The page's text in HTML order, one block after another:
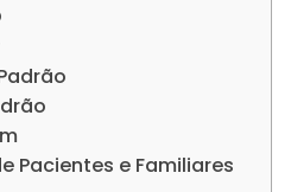
Pacientes e Familiares